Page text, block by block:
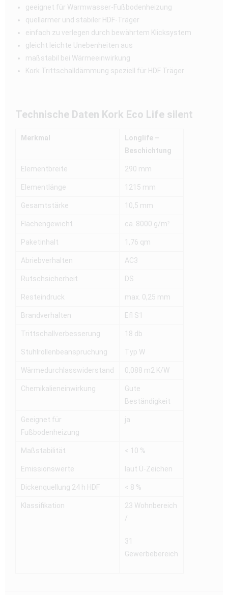
geeignet für Warmwasser-Fußbodenheizung
quellarmer und stabiler HDF-Träger
einfach zu verlegen durch bewährtem Klicksystem
gleicht leichte Unebenheiten aus
maßstabil bei Wärmeeinwirkung
Kork Trittschalldämmung speziell für HDF Träger
Technische Daten Kork Eco Life silent
Merkmal
Longlife –
Beschichtung
Elementbreite 290 mm
Elementlänge 1215 mm
Gesamtstärke 10,5 mm
Flächengewicht ca. 8000 g/m²
Paketinhalt 1,76 qm
Abriebverhalten AC3
Rutschsicherheit DS
Resteindruck max. 0,25 mm
Brandverhalten Efl S1
Trittschallverbesserung 18 db
Stuhlrollenbeanspruchung Typ W
Wärmedurchlasswiderstand 0,088 m2 K/W
Chemikalieneinwirkung
Gute
Beständigkeit
Geeignet für
Fußbodenheizung
ja
Maßstabilität < 10 %
Emissionswerte laut Ü-Zeichen
Dickenquellung 24 h HDF < 8 %
Klassifikation
23 Wohnbereich
/
31
Gewerbebereich